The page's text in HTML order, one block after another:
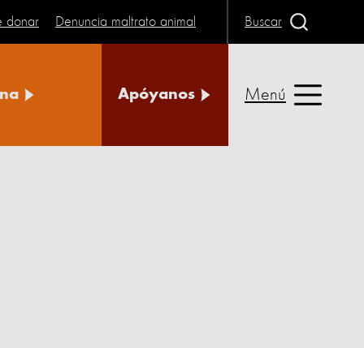
donar Denuncia maltrato animal Buscar
Apóyanos Menú